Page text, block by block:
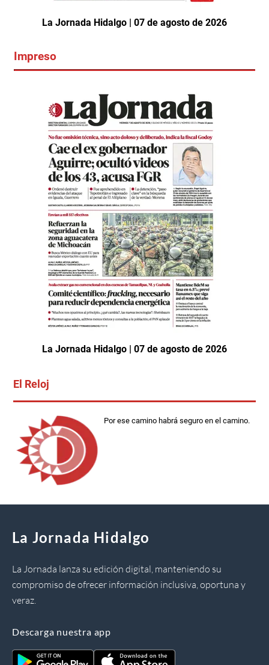
La Jornada Hidalgo | 07 de agosto de 2026
Impreso
La Jornada Hidalgo | 07 de agosto de 2026
El Reloj
Por ese camino habrá seguro en el camino.
La Jornada Hidalgo
La Jornada lanza su edición digital, manteniendo su
compromiso de ofrecer información inclusiva, oportuna y
veraz.
Descarga nuestra app